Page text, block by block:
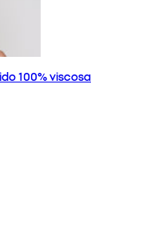
100% viscosa